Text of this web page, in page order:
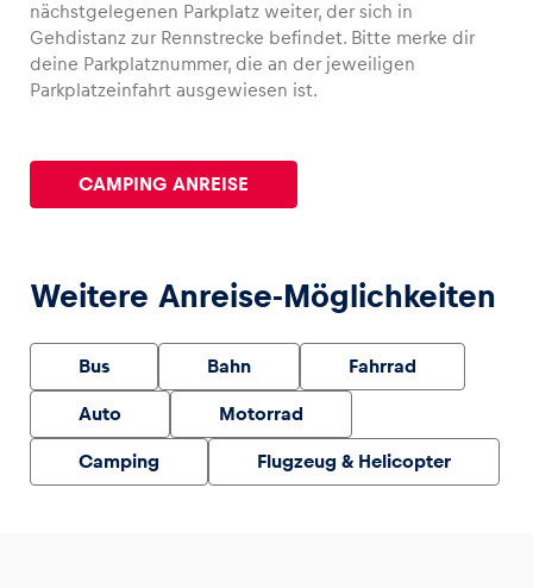
Glossar
nächstgelegenen Parkplatz weiter, der sich in
Gehdistanz zur Rennstrecke befindet. Bitte merke dir
deine Parkplatznummer, die an der jeweiligen
Parkplatzeinfahrt ausgewiesen ist.
CAMPING ANREISE
Weitere Anreise-Möglichkeiten
Bus Bahn Fahrrad
Auto Motorrad
Camping Flugzeug & Helicopter